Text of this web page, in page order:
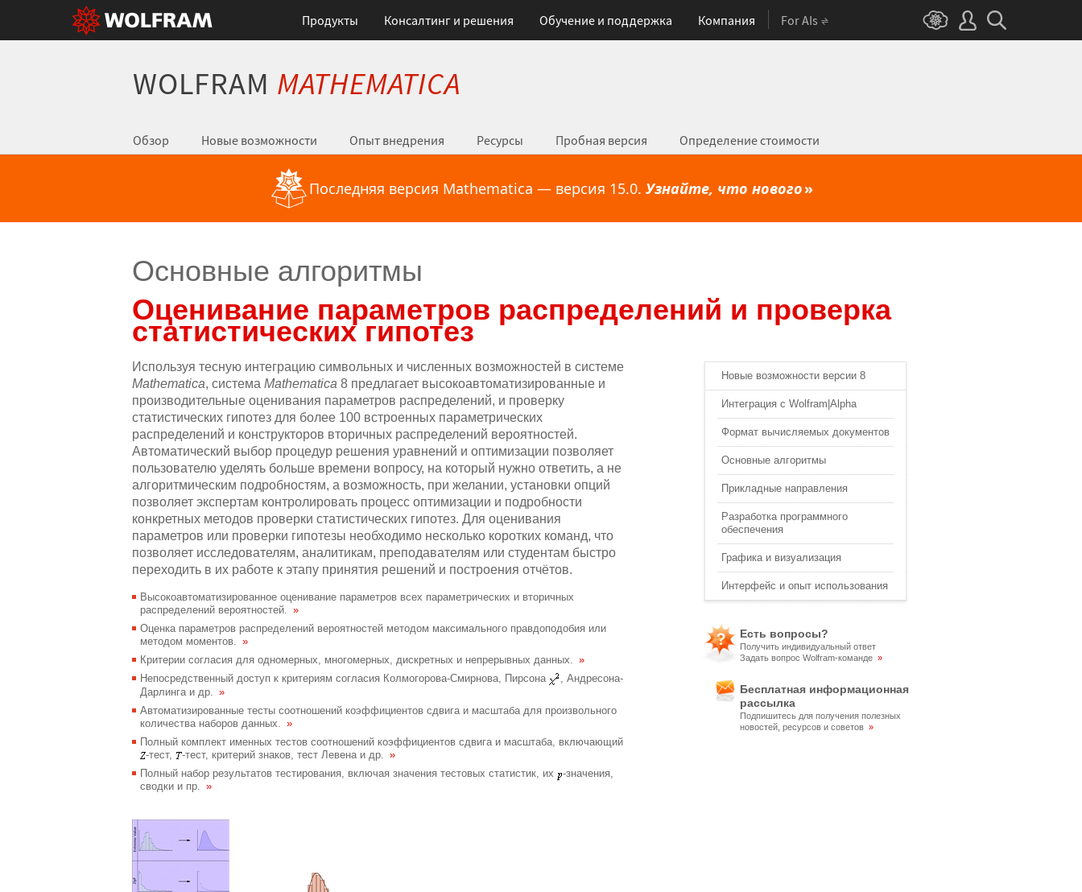
Продукты Консалтинг и решения Обучение и поддержка Компания For AIs
WOLFRAM MATHEMATICA
Обзор Новые возможности Опыт внедрения Ресурсы Пробная версия Определение стоимости
Последняя версия Mathematica — версия 15.0. Узнайте, что нового»
Основные алгоритмы
Оценивание параметров распределений и проверка
статистических гипотез
Используя тесную интеграцию символьных и численных возможностей в системе
Mathematica, система Mathematica 8 предлагает высокоавтоматизированные и
производительные оценивания параметров распределений, и проверку
статистических гипотез для более 100 встроенных параметрических
распределений и конструкторов вторичных распределений вероятностей.
Автоматический выбор процедур решения уравнений и оптимизации позволяет
пользователю уделять больше времени вопросу, на который нужно ответить, а не
алгоритмическим подробностям, а возможность, при желании, установки опций
позволяет экспертам контролировать процесс оптимизации и подробности
конкретных методов проверки статистических гипотез. Для оценивания
параметров или проверки гипотезы необходимо несколько коротких команд, что
позволяет исследователям, аналитикам, преподавателям или студентам быстро
переходить в их работе к этапу принятия решений и построения отчётов.
Высокоавтоматизированное оценивание параметров всех параметрических и вторичных
распределений вероятностей. »
Оценка параметров распределений вероятностей методом максимального правдоподобия или
методом моментов. »
Критерии согласия для одномерных, многомерных, дискретных и непрерывных данных. »
Непосредственный доступ к критериям согласия Колмогорова-Смирнова, Пирсона
, Андресона-
Дарлинга и др. »
Автоматизированные тесты соотношений коэффициентов сдвига и масштаба для произвольного
количества наборов данных. »
Полный комплект именных тестов соотношений коэффициентов сдвига и масштаба, включающий
-тест,
-тест, критерий знаков, тест Левена и др. »
Полный набор результатов тестирования, включая значения тестовых статистик, их
-значения,
сводки и пр. »
Новые возможности версии 8
Интеграция с Wolfram|Alpha
Формат вычисляемых документов
Основные алгоритмы
Прикладные направления
Разработка программного
обеспечения
Графика и визуализация
Интерфейс и опыт использования
Есть вопросы?
Получить индивидуальный ответ
Задать вопрос Wolfram-команде »
Бесплатная информационная
рассылка
Подпишитесь для получения полезных
новостей, ресурсов и советов »